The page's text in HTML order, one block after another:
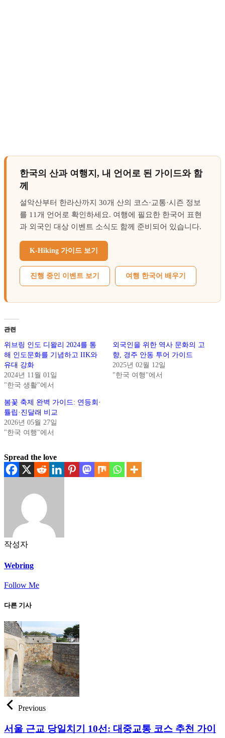
한국의 산과 여행지, 내 언어로 된 가이드와 함
께
설악산부터 한라산까지 30개 산의 코스·교통·시즌 정보
를 11개 언어로 확인하세요. 여행에 필요한 한국어 표현
과 외국인 대상 이벤트 소식도 함께 준비되어 있습니다.
K-Hiking 가이드 보기
진행 중인 이벤트 보기 여행 한국어 배우기
관련
위브링 인도 디왈리 2024를 통
해 인도문화를 기념하고 IIK와
유대 강화
2024년 11월 01일
"한국 생활"에서
외국인을 위한 역사 문화의 고
향, 경주 안동 투어 가이드
2025년 02월 12일
"한국 여행"에서
봄꽃 축제 완벽 가이드: 연등회·
튤립·진달래 비교
2026년 05월 27일
"한국 여행"에서
Spread the love
작성자
Webring
Follow Me
다른 기사
Previous
서울 근교 당일치기 10선: 대중교통 코스 추천 가이